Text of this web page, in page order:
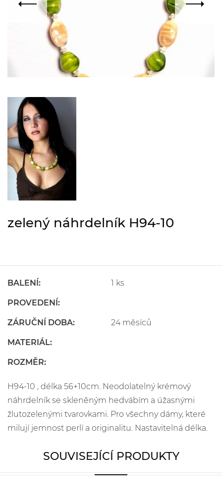
zelený náhrdelník H94-10
BALENÍ: 1 ks
PROVEDENÍ:
ZÁRUČNÍ DOBA: 24 měsíců
MATERIÁL:
ROZMĚR:
H94-10 , délka 56+10cm. Neodolatelný krémový
náhrdelník se skleněným hedvábím a úžasnými
žlutozelenými tvarovkami. Pro všechny dámy, které
milují jemnost perlí a originalitu. Nastavitelná délka.
SOUVISEJÍCÍ PRODUKTY